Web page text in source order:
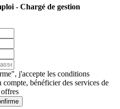
- Chargé de gestion
j'accepte les conditions
compte, bénéficier des services de